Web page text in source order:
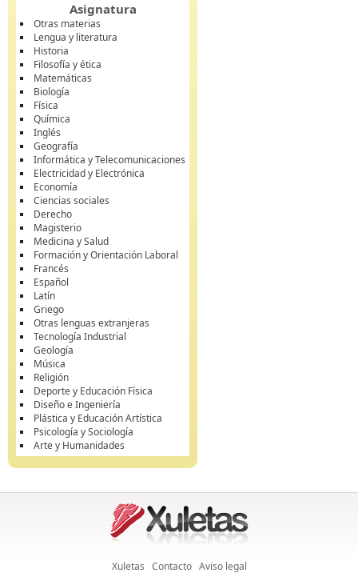
Asignatura
Otras materias
Lengua y literatura
Historia
Filosofía y ética
Matemáticas
Biología
Física
Química
Inglés
Geografía
Informática y Telecomunicaciones
Electricidad y Electrónica
Economía
Ciencias sociales
Derecho
Magisterio
Medicina y Salud
Formación y Orientación Laboral
Francés
Español
Latín
Griego
Otras lenguas extranjeras
Tecnología Industrial
Geología
Música
Religión
Deporte y Educación Física
Diseño e Ingeniería
Plástica y Educación Artística
Psicología y Sociología
Arte y Humanidades
Xuletas Contacto Aviso legal